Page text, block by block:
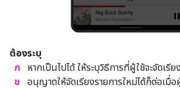
ต้องระบุ
ก
หากเป็นไปได้ ให้ระบุวิธีการที่ผู้ใช้จะจัดเรีย
ข
อนุญาตให้จัดเรียงรายการใหม่ได้ก็ต่อเมื่